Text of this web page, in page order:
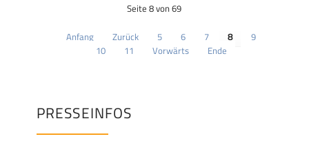
Seite 8 von 69
Anfang Zurück 5 6 7 8
9
10
11 Vorwärts Ende
PRESSEINFOS